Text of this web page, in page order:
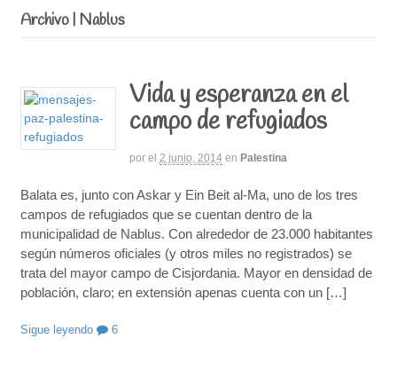
Archivo | Nablus
Vida y esperanza en el
campo de refugiados
por el 2 junio, 2014 en Palestina
Balata es, junto con Askar y Ein Beit al-Ma, uno de los tres
campos de refugiados que se cuentan dentro de la
municipalidad de Nablus. Con alrededor de 23.000 habitantes
según números oficiales (y otros miles no registrados) se
trata del mayor campo de Cisjordania. Mayor en densidad de
población, claro; en extensión apenas cuenta con un […]
Sigue leyendo 6